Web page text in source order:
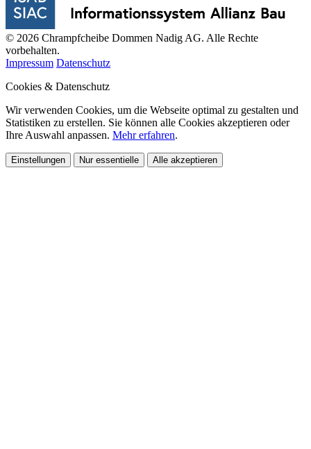
© 2026 Chrampfcheibe Dommen Nadig AG. Alle Rechte
vorbehalten.
Impressum Datenschutz
Cookies & Datenschutz
Wir verwenden Cookies, um die Webseite optimal zu gestalten und
Statistiken zu erstellen. Sie können alle Cookies akzeptieren oder
Ihre Auswahl anpassen. Mehr erfahren.
Einstellungen Nur essentielle Alle akzeptieren